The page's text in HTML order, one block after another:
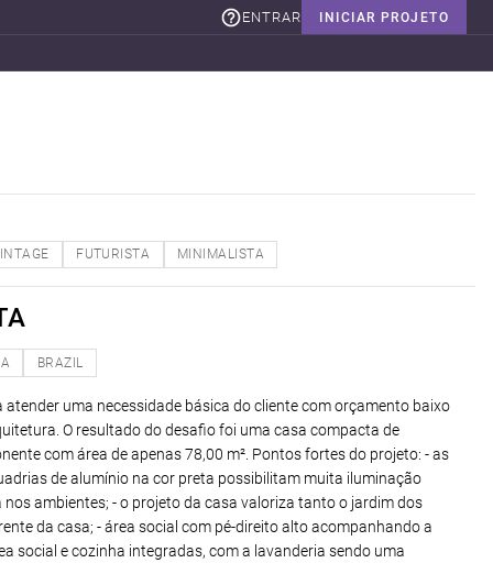
INICIAR PROJETO
ENTRAR
FUTURISTA MINIMALISTA
BRAZIL
uma necessidade básica do cliente com orçamento baixo
O resultado do desafio foi uma casa compacta de
com área de apenas 78,00 m². Pontos fortes do projeto: - as
de alumínio na cor preta possibilitam muita iluminação
ambientes; - o projeto da casa valoriza tanto o jardim dos
da casa; - área social com pé-direito alto acompanhando a
social e cozinha integradas, com a lavanderia sendo uma